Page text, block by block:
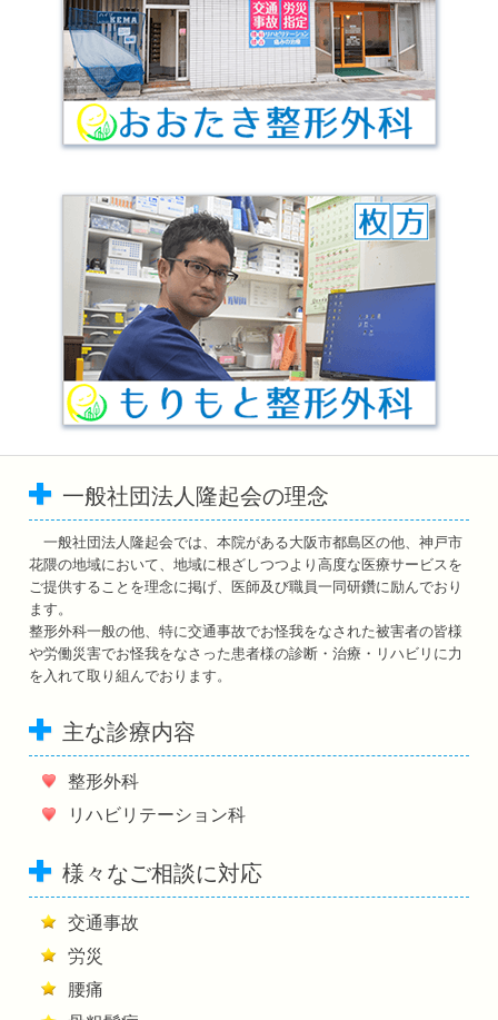
一般社団法人隆起会の理念
一般社団法人隆起会では、本院がある大阪市都島区の他、神戸市
花隈の地域において、地域に根ざしつつより高度な医療サービスを
ご提供することを理念に掲げ、医師及び職員一同研鑽に励んでおり
ます。
整形外科一般の他、特に交通事故でお怪我をなされた被害者の皆様
や労働災害でお怪我をなさった患者様の診断・治療・リハビリに力
を入れて取り組んでおります。
主な診療内容
整形外科
リハビリテーション科
様々なご相談に対応
交通事故
労災
腰痛